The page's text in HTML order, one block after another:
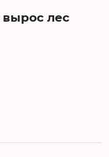
лес